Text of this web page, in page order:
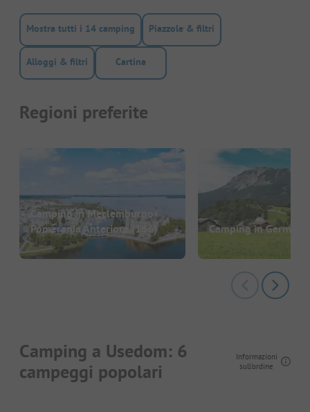
Mostra tutti i 14 camping Piazzole & filtri
Alloggi & filtri Cartina
Regioni preferite
Camping in Meclemburgo-
Pomerania Anteriore (166) Camping in
Camping a Usedom: 6
campeggi popolari
Informazioni
sull'ordine